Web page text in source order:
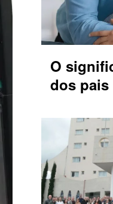
O
dos pais